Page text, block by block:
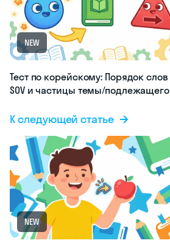
NEW
Тест по корейскому: Порядок слов
SOV и частицы темы/подлежащего
К следующей статье
NEW